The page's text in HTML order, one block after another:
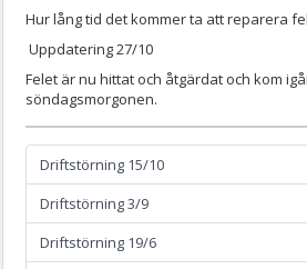
Hur lång tid det kommer ta att reparera
Uppdatering 27/10
Felet är nu hittat och åtgärdat och kom
söndagsmorgonen.
Driftstörning 15/10
Driftstörning 3/9
Driftstörning 19/6